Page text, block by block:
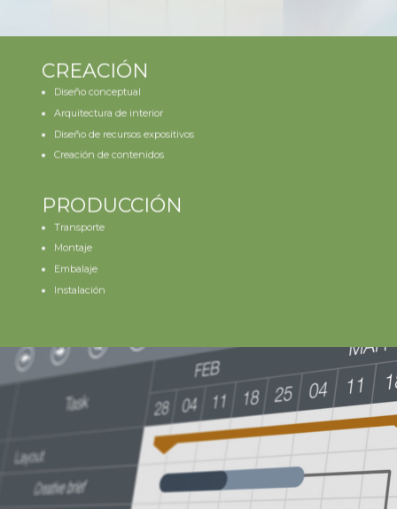
CREACIÓN
Diseño conceptual
Arquitectura de interior
Diseño de recursos expositivos
Creación de contenidos
PRODUCCIÓN
Transporte
Montaje
Embalaje
Instalación